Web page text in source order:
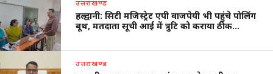
उत्तराखण्ड
हल्द्वानी: सिटी मजिस्ट्रेट एपी वाजपेयी भी पहुंचे पोलिंग
बूथ, मतदाता सूची आई में त्रुटि को कराया ठीक…
उत्तराखण्ड